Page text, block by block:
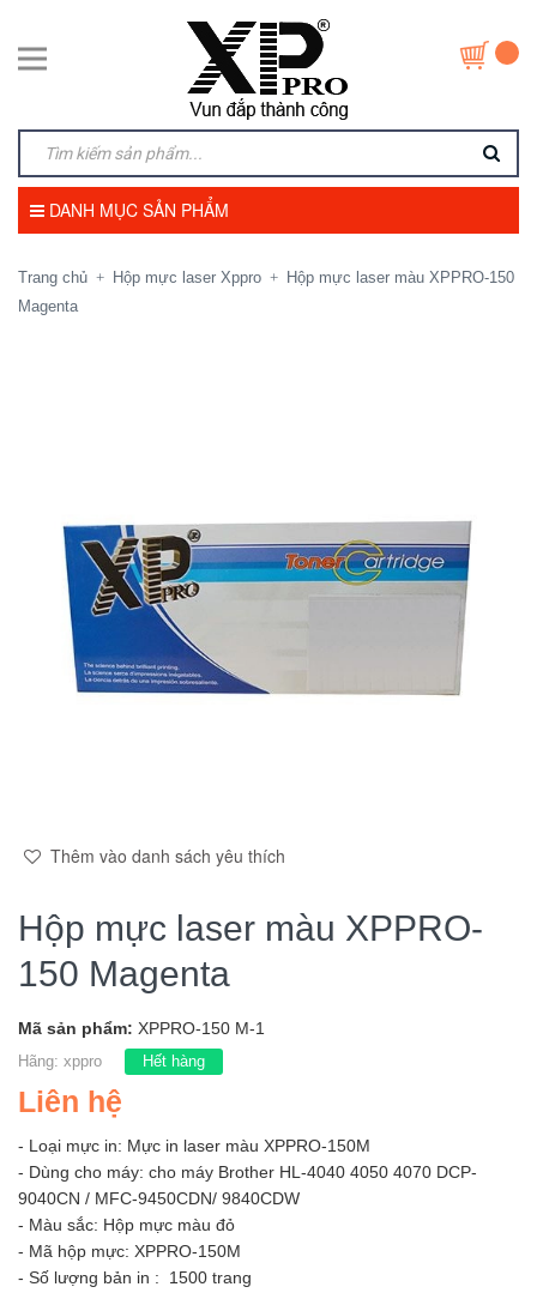
DANH MỤC SẢN PHẨM
Trang chủ + Hộp mực laser Xppro +
Hộp mực laser màu XPPRO-150
Magenta
Thêm vào danh sách yêu thích
Hộp mực laser màu XPPRO-
150 Magenta
Mã sản phẩm: XPPRO-150 M-1
Hãng: xppro Hết hàng
Liên hệ
- Loại mực in: Mực in laser màu XPPRO-150M
- Dùng cho máy: cho máy Brother HL-4040 4050 4070 DCP-
9040CN / MFC-9450CDN/ 9840CDW
- Màu sắc: Hộp mực màu đỏ
- Mã hộp mực: XPPRO-150M
- Số lượng bản in : 1500 trang